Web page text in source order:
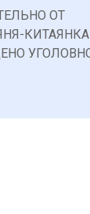
ОТ
КИТАЯНКА